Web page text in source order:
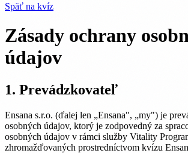
Späť na kvíz
Zásady ochrany
údajov
1. Prevádzkovateľ
Ensana s.r.o. (ďalej len „Ensana", „my") je
osobných údajov, ktorý je zodpovedný za
osobných údajov v rámci služby Vitality
zhromažďovaných prostredníctvom kvízu